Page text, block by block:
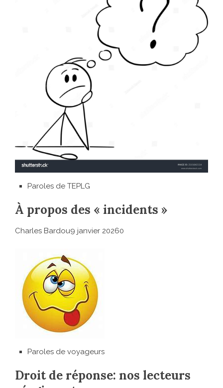
Paroles de TEPLG
À propos des « incidents »
Charles Bardou9 janvier 20260
Paroles de voyageurs
Droit de réponse: nos lecteurs